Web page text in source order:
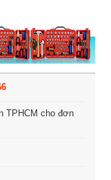
TPHCM cho đơn